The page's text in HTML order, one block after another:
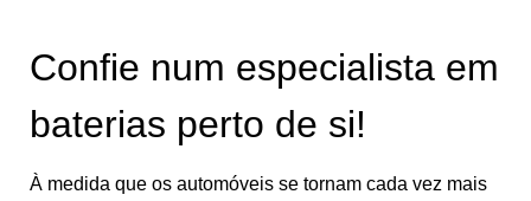
Confie num especialista em
baterias perto de si!
À medida que os automóveis se tornam cada vez mais